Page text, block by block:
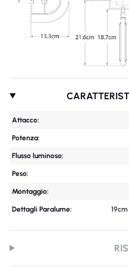
Attacco:
Potenza:
Flusso luminoso:
Peso:
Montaggio:
Dettagli Paralume: